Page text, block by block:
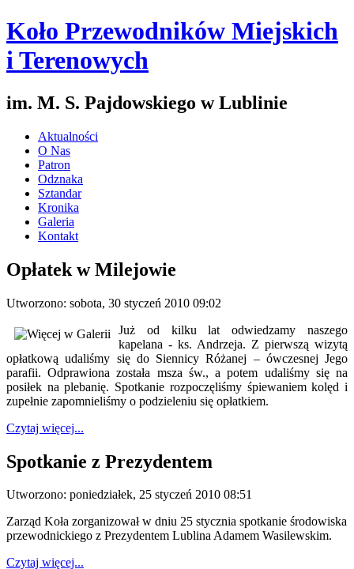
Koło Przewodników Miejskich
i Terenowych
im. M. S. Pajdowskiego w Lublinie
Aktualności
O Nas
Patron
Odznaka
Sztandar
Kronika
Galeria
Kontakt
Opłatek w Milejowie
Utworzono: sobota, 30 styczeń 2010 09:02
Już od kilku lat odwiedzamy naszego
kapelana - ks. Andrzeja. Z pierwszą wizytą
opłatkową udaliśmy się do Siennicy Różanej – ówczesnej Jego
parafii. Odprawiona została msza św., a potem udaliśmy się na
posiłek na plebanię. Spotkanie rozpoczęliśmy śpiewaniem kolęd i
zupełnie zapomnieliśmy o podzieleniu się opłatkiem.
Czytaj więcej...
Spotkanie z Prezydentem
Utworzono: poniedziałek, 25 styczeń 2010 08:51
Zarząd Koła zorganizował w dniu 25 stycznia spotkanie środowiska
przewodnickiego z Prezydentem Lublina Adamem Wasilewskim.
Czytaj więcej...